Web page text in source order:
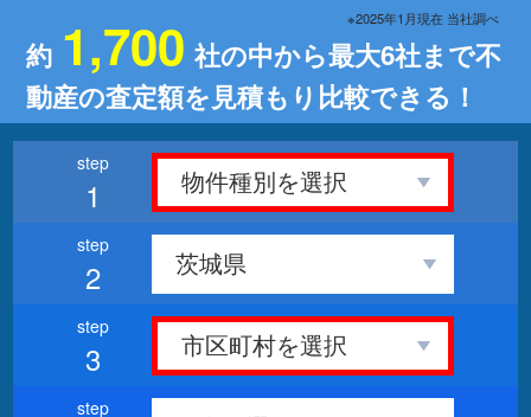
約 1,700 社の中から最大6社まで不
動産の査定額を見積もり比較できる！
※2025年1月現在 当社調べ
1
2
3